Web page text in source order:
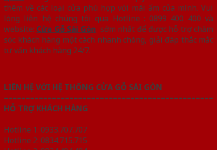
thêm về các loại cửa phù hợp với mái ấm của mình. Vui
lòng liên hệ chúng tôi qua Hotline : 0899 400 400 và
website: Cửa Gỗ Sài Gòn sớm nhất để được hỗ trợ chăm
sóc khách hàng một cách nhanh chóng, giải đáp thắc mắc
tư vấn khách hàng 24/7.
LIÊN HỆ VỚI HỆ THỐNG CỬA GỖ SÀI GÒN
================================================
HỖ TRỢ KHÁCH HÀNG
Hotline 1: 0933.707.707
Hotline 2: 0834.715.715